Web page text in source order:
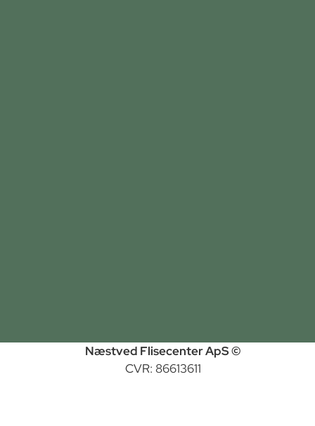
Næstved Flisecenter ApS ©
CVR: 86613611